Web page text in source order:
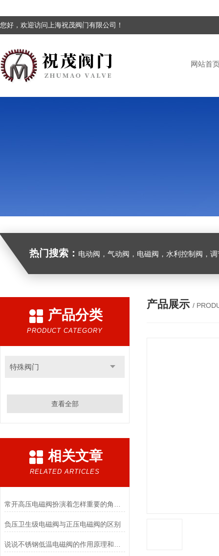
您好，欢迎访问上海祝茂阀门有限公司！
网站首
热门搜索： 电动阀，气动阀，电磁阀，水利控制阀，调节
产品分类
PRODUCT CATEGORY
特殊阀门
查看全部
相关文章
RELATED ARTICLES
负压卫生级电磁阀与正压电磁阀的区别
产品展示 /